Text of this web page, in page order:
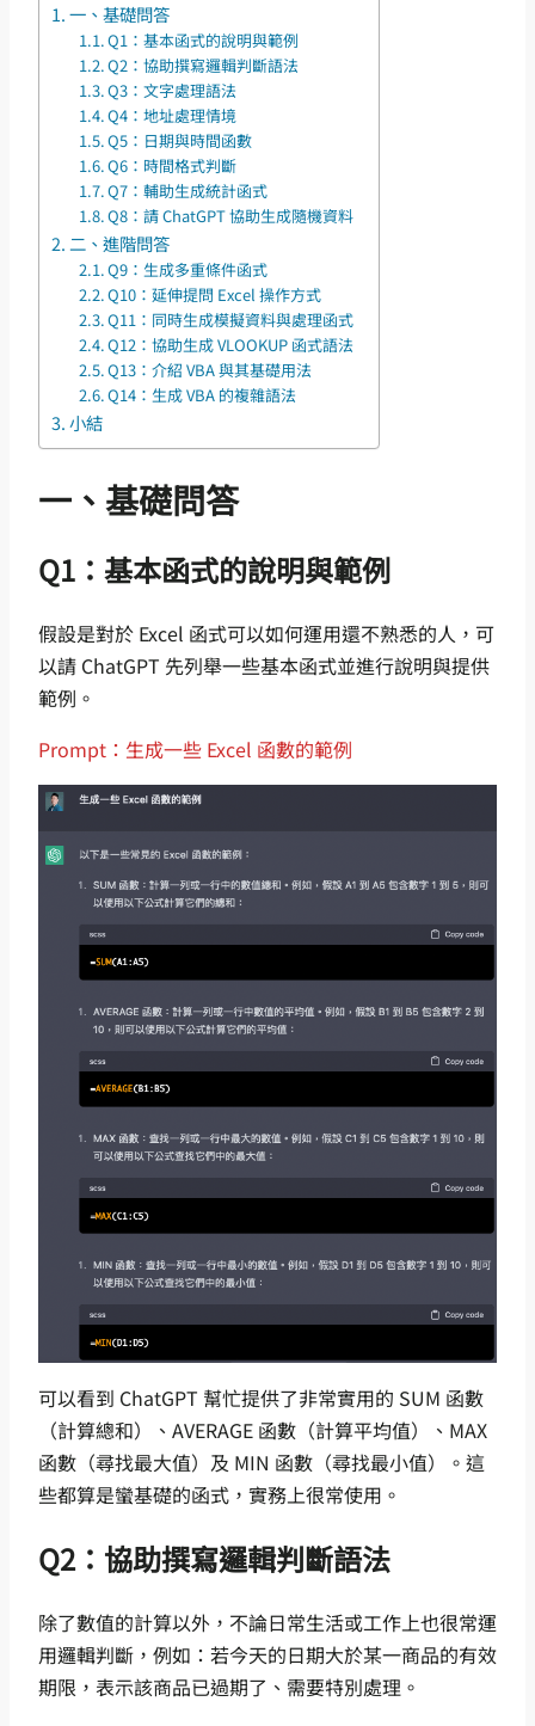
一、基礎問答
Q1：基本函式的說明與範例
Q2：協助撰寫邏輯判斷語法
Q3：文字處理語法
Q4：地址處理情境
Q5：日期與時間函數
Q6：時間格式判斷
Q7：輔助生成統計函式
Q8：請 ChatGPT 協助生成隨機資料
二、進階問答
Q9：生成多重條件函式
Q10：延伸提問 Excel 操作方式
Q11：同時生成模擬資料與處理函式
Q12：協助生成 VLOOKUP 函式語法
Q13：介紹 VBA 與其基礎用法
Q14：生成 VBA 的複雜語法
小結
一、基礎問答
Q1：基本函式的說明與範例
假設是對於 Excel 函式可以如何運用還不熟悉的人，可
以請 ChatGPT 先列舉一些基本函式並進行說明與提供
範例。
Prompt：生成一些 Excel 函數的範例
可以看到 ChatGPT 幫忙提供了非常實用的 SUM 函數
（計算總和）、AVERAGE 函數（計算平均值）、MAX
函數（尋找最大值）及 MIN 函數（尋找最小值）。這
些都算是蠻基礎的函式，實務上很常使用。
Q2：協助撰寫邏輯判斷語法
除了數值的計算以外，不論日常生活或工作上也很常運
用邏輯判斷，例如：若今天的日期大於某一商品的有效
期限，表示該商品已過期了、需要特別處理。